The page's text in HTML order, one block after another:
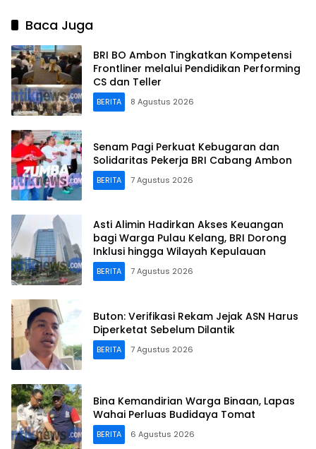
Baca Juga
BRI BO Ambon Tingkatkan Kompetensi
Frontliner melalui Pendidikan Performing
CS dan Teller
BERITA 8 Agustus 2026
Senam Pagi Perkuat Kebugaran dan
Solidaritas Pekerja BRI Cabang Ambon
BERITA 7 Agustus 2026
Asti Alimin Hadirkan Akses Keuangan
bagi Warga Pulau Kelang, BRI Dorong
Inklusi hingga Wilayah Kepulauan
BERITA 7 Agustus 2026
Buton: Verifikasi Rekam Jejak ASN Harus
Diperketat Sebelum Dilantik
BERITA 7 Agustus 2026
Bina Kemandirian Warga Binaan, Lapas
Wahai Perluas Budidaya Tomat
BERITA 6 Agustus 2026